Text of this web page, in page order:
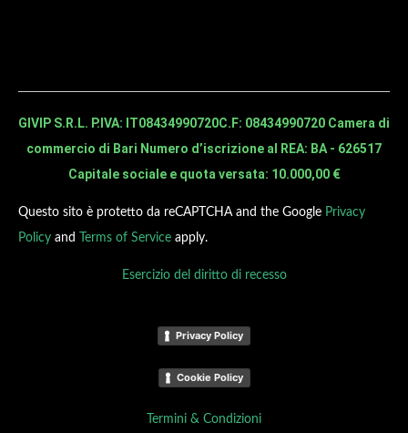
GIVIP S.R.L. P.IVA: IT08434990720C.F: 08434990720 Camera di
commercio di Bari Numero d’iscrizione al REA: BA - 626517
Capitale sociale e quota versata: 10.000,00 €
Questo sito è protetto da reCAPTCHA and the Google Privacy
Policy and Terms of Service apply.
Esercizio del diritto di recesso
Privacy Policy
Cookie Policy
Termini & Condizioni